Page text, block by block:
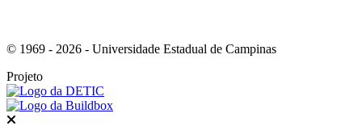
© 1969 - 2026 - Universidade Estadual de Campinas
Projeto